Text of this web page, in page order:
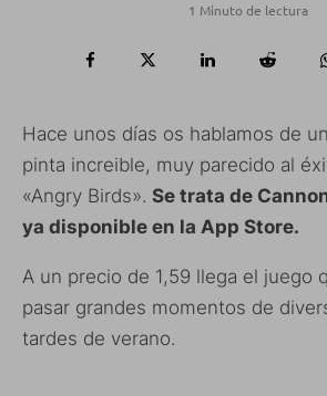
1 Minuto de lectura
Hace unos días os hablamos de
pinta increible, muy parecido al
«Angry Birds». Se trata de
ya disponible en la App Store.
A un precio de 1,59 llega el juego
pasar grandes momentos de
tardes de verano.